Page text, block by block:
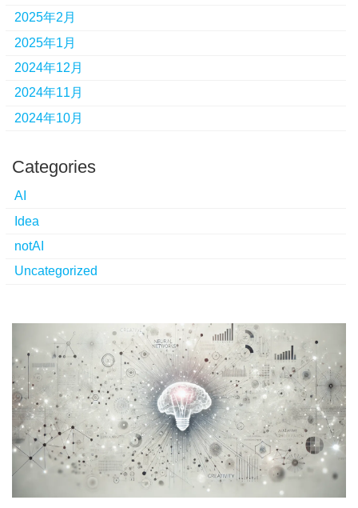
2025年2月
2025年1月
2024年12月
2024年11月
2024年10月
Categories
AI
Idea
notAI
Uncategorized